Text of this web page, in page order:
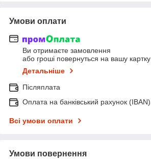
Умови оплати
Ви отримаєте замовлення
або гроші повернуться на вашу картку
Детальніше
Післяплата
Оплата на банківський рахунок (IBAN)
Всі умови оплати
Умови повернення